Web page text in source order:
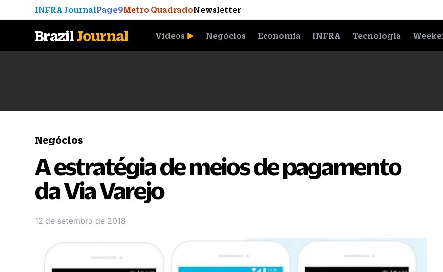
INFRA JournalPage9Metro QuadradoNewsletter
BrazilJournal Vídeos Negócios Economia INFRA Tecnologia
Negócios
A estratégia de meios de pagamento
da Via Varejo
12 de setembro de 2018